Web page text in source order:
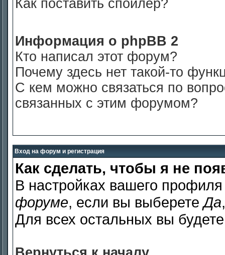
Как поставить спойлер?
Информация о phpBB 2
Кто написал этот форум?
Почему здесь нет такой-то
С кем можно связаться по
связанных с этим форумом?
Вход на форум и регистрация
Как сделать, чтобы я не
В настройках вашего
форуме, если вы выберетеДа
Для всех остальных вы